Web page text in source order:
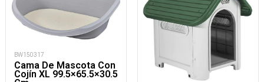
BW150317
Cama De Mascota Con
Cojín XL 99.5×65.5×30.5